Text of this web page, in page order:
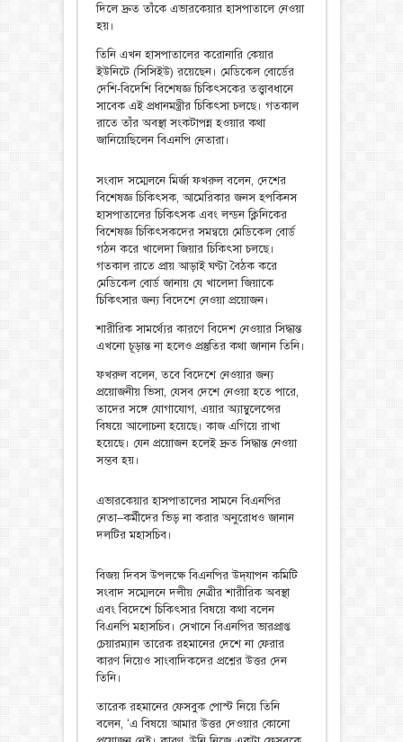
দিলে দ্রুত তাঁকে এভারকেয়ার হাসপাতালে নেওয়া
হয়।
তিনি এখন হাসপাতালের করোনারি কেয়ার
ইউনিটে (সিসিইউ) রয়েছেন। মেডিকেল বোর্ডের
দেশি-বিদেশি বিশেষজ্ঞ চিকিৎসকের তত্ত্বাবধানে
সাবেক এই প্রধানমন্ত্রীর চিকিৎসা চলছে। গতকাল
রাতে তাঁর অবস্থা সংকটাপন্ন হওয়ার কথা
জানিয়েছিলেন বিএনপি নেতারা।
সংবাদ সম্মেলনে মির্জা ফখরুল বলেন, দেশের
বিশেষজ্ঞ চিকিৎসক, আমেরিকার জনস হপকিনস
হাসপাতালের চিকিৎসক এবং লন্ডন ক্লিনিকের
বিশেষজ্ঞ চিকিৎসকদের সমন্বয়ে মেডিকেল বোর্ড
গঠন করে খালেদা জিয়ার চিকিৎসা চলছে।
গতকাল রাতে প্রায় আড়াই ঘণ্টা বৈঠক করে
মেডিকেল বোর্ড জানায় যে খালেদা জিয়াকে
চিকিৎসার জন্য বিদেশে নেওয়া প্রয়োজন।
শারীরিক সামর্থ্যের কারণে বিদেশ নেওয়ার সিদ্ধান্ত
এখনো চূড়ান্ত না হলেও প্রস্তুতির কথা জানান তিনি।
ফখরুল বলেন, তবে বিদেশে নেওয়ার জন্য
প্রয়োজনীয় ভিসা, যেসব দেশে নেওয়া হতে পারে,
তাদের সঙ্গে যোগাযোগ, এয়ার অ্যাম্বুলেন্সের
বিষয়ে আলোচনা হয়েছে। কাজ এগিয়ে রাখা
হয়েছে। যেন প্রয়োজন হলেই দ্রুত সিদ্ধান্ত নেওয়া
সম্ভব হয়।
এভারকেয়ার হাসপাতালের সামনে বিএনপির
নেতা–কর্মীদের ভিড় না করার অনুরোধও জানান
দলটির মহাসচিব।
বিজয় দিবস উপলক্ষে বিএনপির উদ্‌যাপন কমিটি
সংবাদ সম্মেলনে দলীয় নেত্রীর শারীরিক অবস্থা
এবং বিদেশে চিকিৎসার বিষয়ে কথা বলেন
বিএনপি মহাসচিব। সেখানে বিএনপির ভারপ্রাপ্ত
চেয়ারম্যান তারেক রহমানের দেশে না ফেরার
কারণ নিয়েও সাংবাদিকদের প্রশ্নের উত্তর দেন
তিনি।
তারেক রহমানের ফেসবুক পোস্ট নিয়ে তিনি
বলেন, ‘এ বিষয়ে আমার উত্তর দেওয়ার কোনো